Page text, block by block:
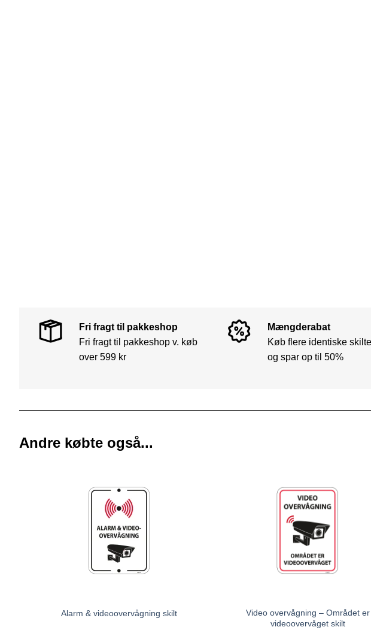
Fri fragt til pakkeshop
Fri fragt til pakkeshop v. køb
over 599 kr
Mængderabat
Køb flere identiske skilte
og spar op til 50%
Andre købte også...
Alarm & videoovervågning skilt
Video overvågning – Området er
videoovervåget skilt